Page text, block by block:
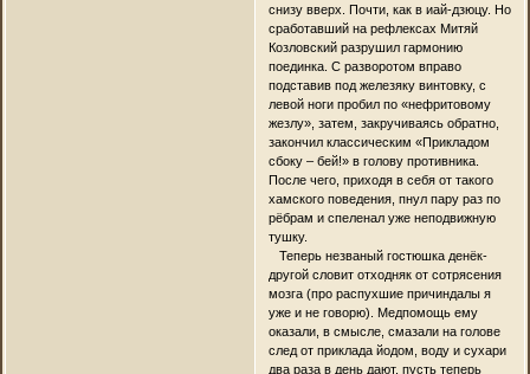
снизу вверх. Почти, как в иай-дзюцу. Но
сработавший на рефлексах Митяй
Козловский разрушил гармонию
поединка. С разворотом вправо
подставив под железяку винтовку, с
левой ноги пробил по «нефритовому
жезлу», затем, закручиваясь обратно,
закончил классическим «Прикладом
сбоку – бей!» в голову противника.
После чего, приходя в себя от такого
хамского поведения, пнул пару раз по
рёбрам и спеленал уже неподвижную
тушку.
Теперь незваный гостюшка денёк-
другой словит отходняк от сотрясения
мозга (про распухшие причиндалы я
уже и не говорю). Медпомощь ему
оказали, в смысле, смазали на голове
след от приклада йодом, воду и сухари
два раза в день дают, пусть теперь